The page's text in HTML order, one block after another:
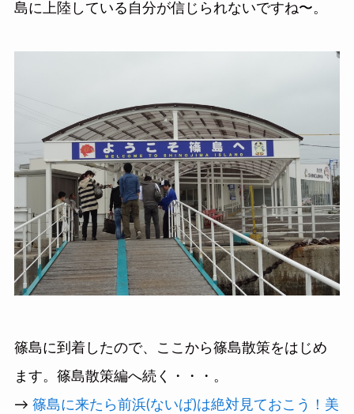
島に上陸している自分が信じられないですね〜。
篠島に到着したので、ここから篠島散策をはじめ
ます。篠島散策編へ続く・・・。
→ 篠島に来たら前浜(ないば)は絶対見ておこう！美